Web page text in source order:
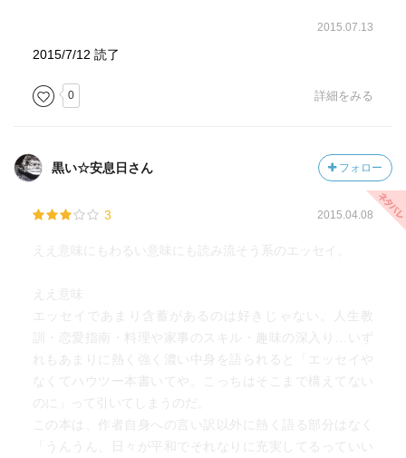
2015.07.13
2015/7/12 読了
0 詳細をみる
黒い☆安息日さん フォロー
3 2015.04.08
ええ意味にもわるい意味にも読み流そう系のエッセイ。
ええ意味
エッセイであまり含蓄があるのは好きじゃない。人生教
訓・恋愛指南・料理や家事のスキル・趣味の深入り…いず
れもあまりに熱く強く濃い中身を語られると「エッセイや
なくてハウツー本書いてや。こっちはそこまで構えてない
のに」って引いてしまうのだ。
この本は、作者自身への言い訳以外に熱く語る部分はなく
「うんうん、日々が平和でそれなりに充実してるっていい